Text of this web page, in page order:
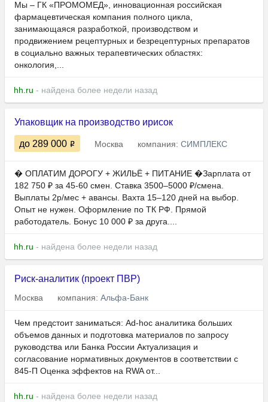
Мы – ГК «ПРОМОМЕД», инновационная российская
фармацевтическая компания полного цикла,
занимающаяся разработкой, производством и
продвижением рецептурных и безрецептурных препаратов
в социально важных терапевтических областях:
онкология,...
hh.ru - найдена более недели назад
Упаковщик на производство ирисок
до 289 000 Москва компания: СИМПЛЕКС
� ОПЛАТИМ ДОРОГУ + ЖИЛЬЁ + ПИТАНИЕ �Зарплата от
182 750 ₽ за 45-60 смен. Ставка 3500–5000 ₽/смена.
Выплаты 2р/мес + авансы. Вахта 15–120 дней на выбор.
Опыт не нужен. Оформление по ТК РФ. Прямой
работодатель. Бонус 10 000 ₽ за друга....
hh.ru - найдена более недели назад
Риск-аналитик (проект ПВР)
Москва компания: Альфа-Банк
Чем предстоит заниматься: Ad-hoc аналитика больших
объемов данных и подготовка материалов по запросу
руководства или Банка России Актуализация и
согласование нормативных документов в соответствии с
845-П Оценка эффектов на RWA от...
hh.ru - найдена более недели назад